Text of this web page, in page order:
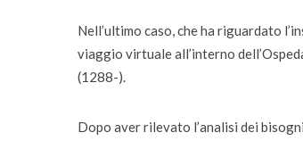
Nell’ultimo caso, che ha riguardato
viaggio virtuale all’interno
(1288-).
Dopo aver rilevato l’analisi dei